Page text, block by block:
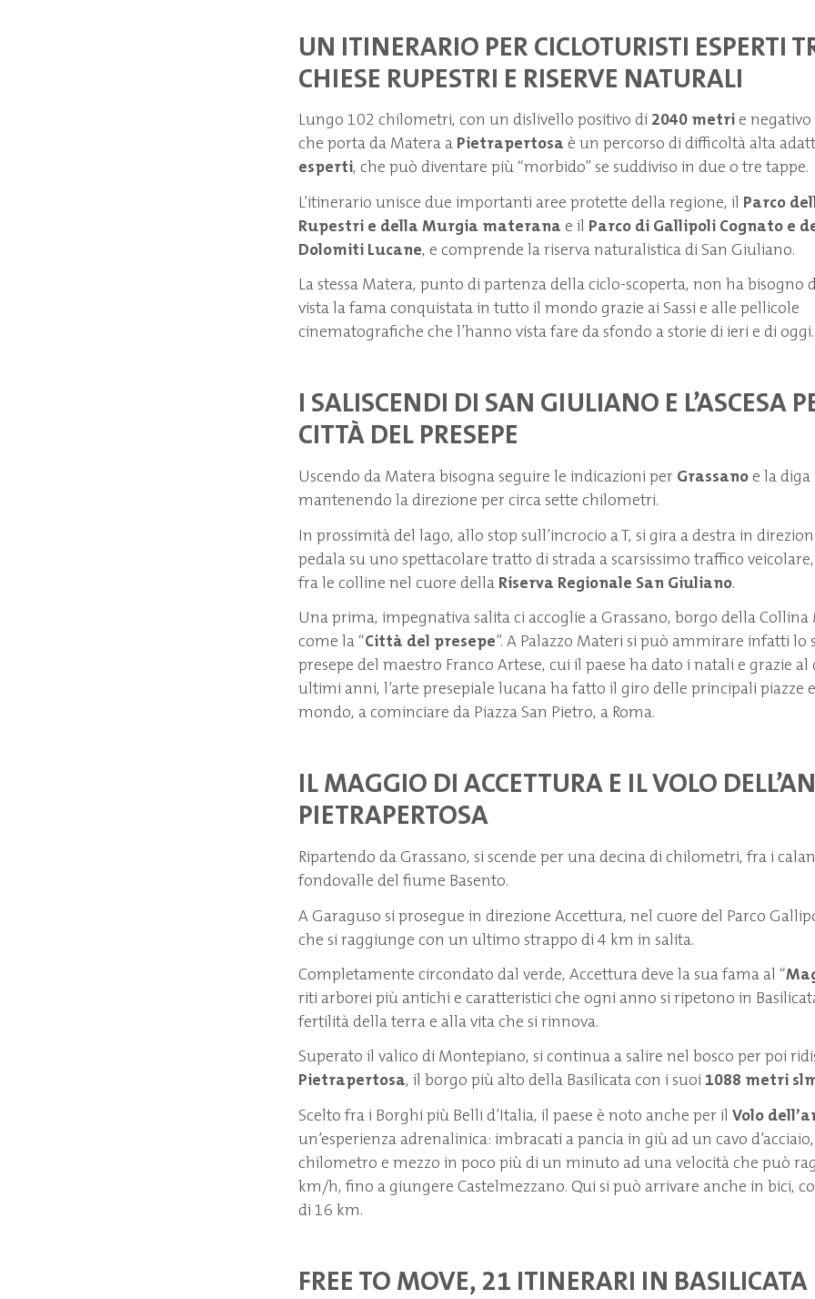
UN ITINERARIO PER CICLOTURISTI ESPERTI
CHIESE RUPESTRI E RISERVE NATURALI
Lungo 102 chilometri, con un dislivello positivo di 2040 metrie
che porta da Matera a Pietrapertosa è un percorso di difficoltà alta
esperti, che può diventare più “morbido” se suddiviso in due o tre tappe.
L’itinerario unisce due importanti aree protette della regione, il Parco
Rupestri e della Murgia materana e il Parco di Gallipoli Cognato e
Dolomiti Lucane, e comprende la riserva naturalistica di San Giuliano.
La stessa Matera, punto di partenza della ciclo-scoperta, non ha bisogno
vista la fama conquistata in tutto il mondo grazie ai Sassi e alle pellicole
cinematografiche che l’hanno vista fare da sfondo a storie di ieri e di oggi.
I SALISCENDI DI SAN GIULIANO E L’ASCESA
CITTÀ DEL PRESEPE
Uscendo da Matera bisogna seguire le indicazioni per Grassanoe la
mantenendo la direzione per circa sette chilometri.
In prossimità del lago, allo stop sull’incrocio a T, si gira a destra in
pedala su uno spettacolare tratto di strada a scarsissimo traffico
fra le colline nel cuore della Riserva Regionale San Giuliano.
Una prima, impegnativa salita ci accoglie a Grassano, borgo della
come la “Città del presepe”. A Palazzo Materi si può ammirare infatti lo
presepe del maestro Franco Artese, cui il paese ha dato i natali e grazie
ultimi anni, l’arte presepiale lucana ha fatto il giro delle principali piazze
mondo, a cominciare da Piazza San Pietro, a Roma.
IL MAGGIO DI ACCETTURA E IL VOLO
PIETRAPERTOSA
Ripartendo da Grassano, si scende per una decina di chilometri, fra i
fondovalle del fiume Basento.
A Garaguso si prosegue in direzione Accettura, nel cuore del Parco
che si raggiunge con un ultimo strappo di 4 km in salita.
Completamente circondato dal verde, Accettura deve la sua fama al “
riti arborei più antichi e caratteristici che ogni anno si ripetono in
fertilità della terra e alla vita che si rinnova.
Superato il valico di Montepiano, si continua a salire nel bosco per poi
Pietrapertosa, il borgo più alto della Basilicata con i suoi 1088 metri
Scelto fra i Borghi più Belli d’Italia, il paese è noto anche per il Volo
un’esperienza adrenalinica: imbracati a pancia in giù ad un cavo
chilometro e mezzo in poco più di un minuto ad una velocità che può
km/h, fino a giungere Castelmezzano. Qui si può arrivare anche in bici,
di 16 km.
FREE TO MOVE, 21 ITINERARI IN BASILICATA